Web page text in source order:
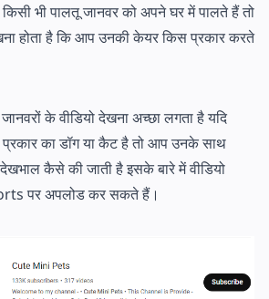
भी पालतू जानवर को अपने घर में पालते हैं तो
होता है कि आप उनकी केयर किस प्रकार करते
के वीडियो देखना अच्छा लगता है यदि
का डॉग या कैट है तो आप उनके साथ
कैसे की जाती है इसके बारे में वीडियो
पर अपलोड कर सकते हैं।